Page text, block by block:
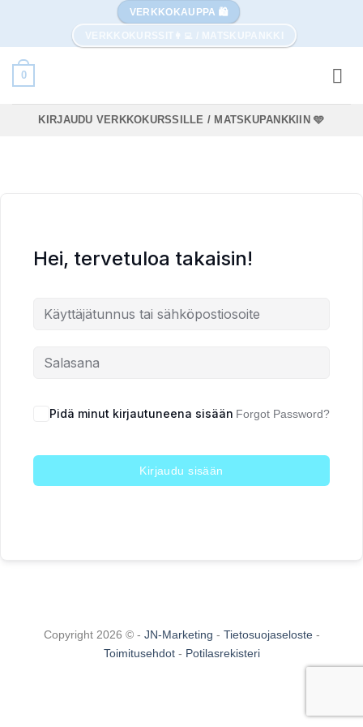
content
VERKKOKAUPPA 🛍️
0
KIRJAUDU VERKKOKURSSILLE / MATSKUPANKKIIN 🩵
Hei, tervetuloa takaisin!
Pidä minut kirjautuneena sisään Forgot Password?
Kirjaudu sisään
Copyright 2026 © - JN-Marketing - Tietosuojaseloste -
Toimitusehdot - Potilasrekisteri